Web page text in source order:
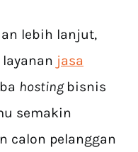
lebih lanjut,
jasa
hosting bisnis
semakin
calon pelanggan